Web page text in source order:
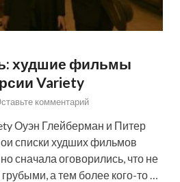
худшие фильмы
Variety
комментарий
Оуэн Глейберман и Питер
списки худших фильмов
сначала оговорились, что не
а тем более кого-то …